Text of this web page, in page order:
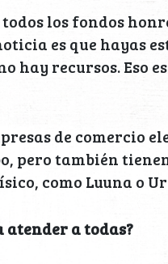
los fondos
es que hayas
hay recursos. Eso
de comercio
pero también
como Luuna o
a todas?